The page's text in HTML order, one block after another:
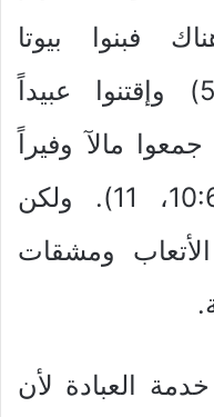
فبنوا بيوتا
وغرسوا جنات (أر5:29) وإقتنوا عبيداً
جمعوا مالآ وفيراً
(عز65:2،69) + (زك10:6، 11). ولكن
ومشقات
العبادة لأن